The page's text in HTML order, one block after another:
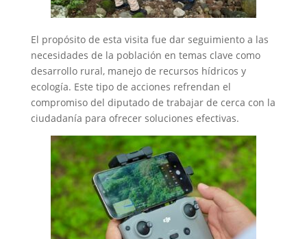
El propósito de esta visita fue dar seguimiento a las
necesidades de la población en temas clave como
desarrollo rural, manejo de recursos hídricos y
ecología. Este tipo de acciones refrendan el
compromiso del diputado de trabajar de cerca con la
ciudadanía para ofrecer soluciones efectivas.